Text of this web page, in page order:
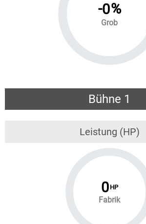
-0%
Grob
Bühne 1
Leistung (HP)
0 HP
Fabrik